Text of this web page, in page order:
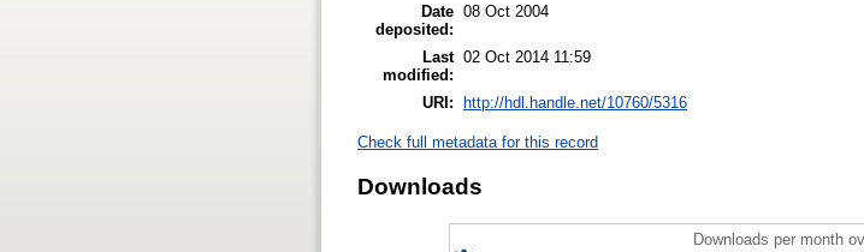
Date
deposited:
08 Oct 2004
Last
modified:
02 Oct 2014 11:59
URI: http://hdl.handle.net/10760/5316
Check full metadata for this record
Downloads
Downloads per month